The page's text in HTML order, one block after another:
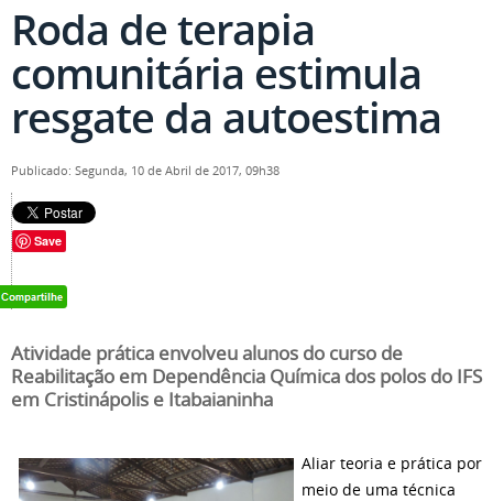
Roda de terapia
comunitária estimula
resgate da autoestima
Publicado: Segunda, 10 de Abril de 2017, 09h38
Save
Atividade prática envolveu alunos do curso de
Reabilitação em Dependência Química dos polos do IFS
em Cristinápolis e Itabaianinha
Aliar teoria e prática por
meio de uma técnica